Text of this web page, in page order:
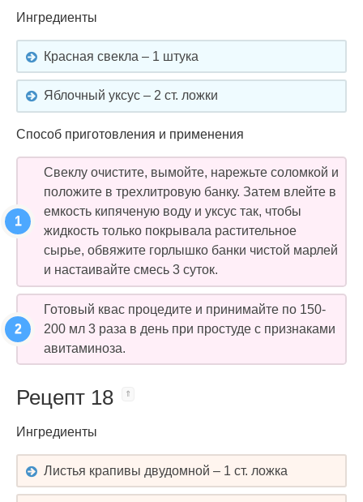
Ингредиенты
Красная свекла – 1 штука
Яблочный уксус – 2 ст. ложки
Способ приготовления и применения
Свеклу очистите, вымойте, нарежьте соломкой и
положите в трехлитровую банку. Затем влейте в
емкость кипяченую воду и уксус так, чтобы
жидкость только покрывала растительное
сырье, обвяжите горлышко банки чистой марлей
и настаивайте смесь 3 суток.
Готовый квас процедите и принимайте по 150-
200 мл 3 раза в день при простуде с признаками
авитаминоза.
Рецепт 18
Ингредиенты
Листья крапивы двудомной – 1 ст. ложка